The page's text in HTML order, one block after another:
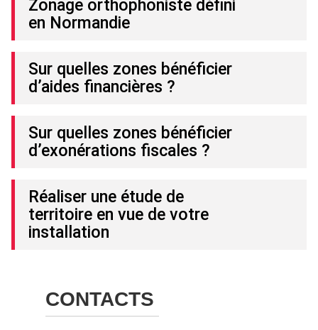
Zonage orthophoniste défini
en Normandie
Sur quelles zones bénéficier
d’aides financières ?
Sur quelles zones bénéficier
d’exonérations fiscales ?
Réaliser une étude de
territoire en vue de votre
installation
CONTACTS